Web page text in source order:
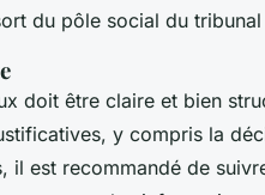
du pôle social du
doit être claire et bien
y compris la
il est recommandé de